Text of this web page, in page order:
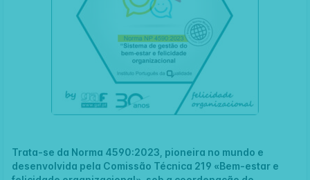
Trata-se da Norma 4590:2023, pioneira no mundo e
desenvolvida pela Comissão Técnica 219 «Bem-estar e